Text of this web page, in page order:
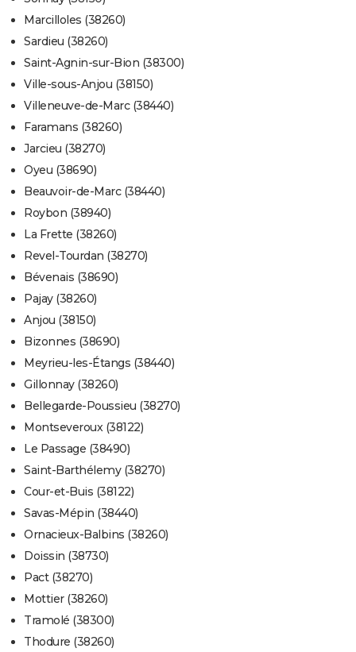
Marcilloles (38260)
Sardieu (38260)
Saint-Agnin-sur-Bion (38300)
Ville-sous-Anjou (38150)
Villeneuve-de-Marc (38440)
Faramans (38260)
Jarcieu (38270)
Oyeu (38690)
Beauvoir-de-Marc (38440)
Roybon (38940)
La Frette (38260)
Revel-Tourdan (38270)
Bévenais (38690)
Pajay (38260)
Anjou (38150)
Bizonnes (38690)
Meyrieu-les-Étangs (38440)
Gillonnay (38260)
Bellegarde-Poussieu (38270)
Montseveroux (38122)
Le Passage (38490)
Saint-Barthélemy (38270)
Cour-et-Buis (38122)
Savas-Mépin (38440)
Ornacieux-Balbins (38260)
Doissin (38730)
Pact (38270)
Mottier (38260)
Tramolé (38300)
Thodure (38260)